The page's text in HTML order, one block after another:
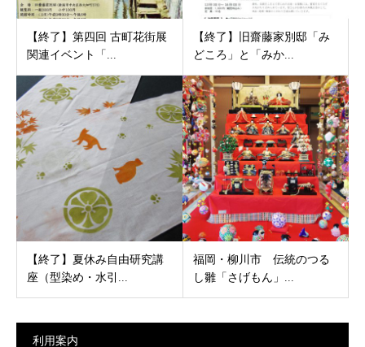
【終了】第四回 古町花街展
関連イベント「...
【終了】旧齋藤家別邸「み
どころ」と「みか...
【終了】夏休み自由研究講
座（型染め・水引...
福岡・柳川市 伝統のつる
し雛「さげもん」...
利用案内